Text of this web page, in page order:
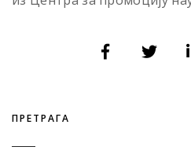
ПРЕТРАГА